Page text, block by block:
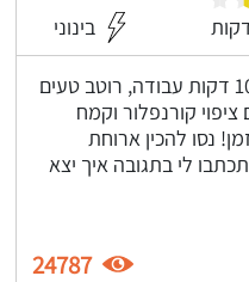
בינוני
עוף חמוץ מתוק פריך טעים תוך 10 דקות עבודה, רוטב טעים
עם ציפוי קורנפלור וקמח
נסו להכין ארוחת
לי בתגובה איך יצא
24787